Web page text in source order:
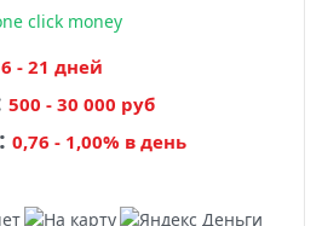
6 - 21 дней
500 - 30 000 руб
0,76 - 1,00% в день